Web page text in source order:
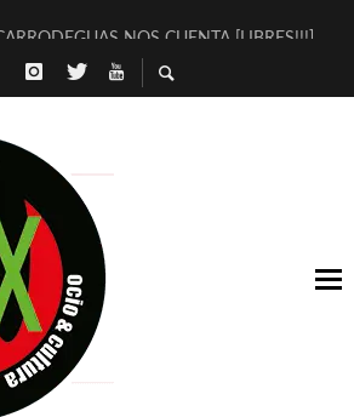
NOS CUENTA [LIBRES!!!]
DE GUAPES] DE SANDRA MONFORT
DEL DIRECTOR TEATRAL CLAUDIO
NADA) DE LA KATARSIS DEL TOMATAZO
JUDÍAS EN #EXVITA
REINVENTAN [BITÁCORA 3.0] EN EXVITA
PRESENTA EN EXVITA [RELATIVA
EN EXVITA INTERPRETANDO A SERRAT